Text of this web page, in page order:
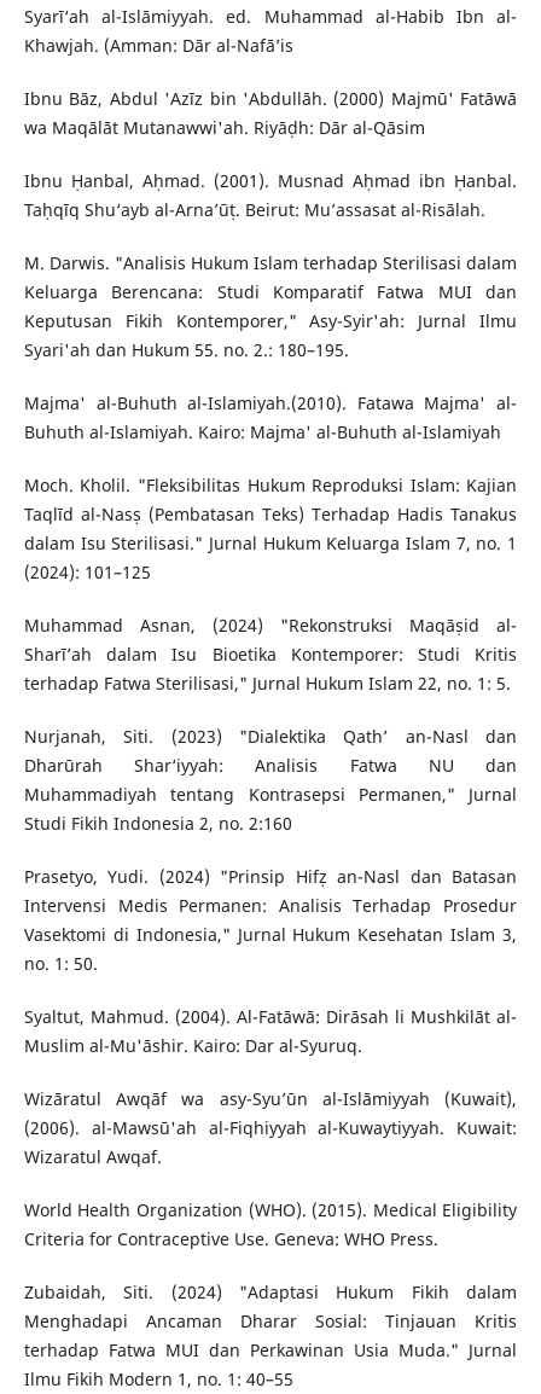
Syarī‘ah al-Islāmiyyah. ed. Muhammad al-Habib Ibn al-
Khawjah. (Amman: Dār al-Nafā’is
Ibnu Bāz, Abdul 'Azīz bin 'Abdullāh. (2000) Majmū' Fatāwā
wa Maqālāt Mutanawwi'ah. Riyāḍh: Dār al-Qāsim
Ibnu Ḥanbal, Aḥmad. (2001). Musnad Aḥmad ibn Ḥanbal.
Taḥqīq Shu‘ayb al-Arna’ūṭ. Beirut: Mu’assasat al-Risālah.
M. Darwis. "Analisis Hukum Islam terhadap Sterilisasi dalam
Keluarga Berencana: Studi Komparatif Fatwa MUI dan
Keputusan Fikih Kontemporer," Asy-Syir'ah: Jurnal Ilmu
Syari'ah dan Hukum 55. no. 2.: 180–195.
Majma' al-Buhuth al-Islamiyah.(2010). Fatawa Majma' al-
Buhuth al-Islamiyah. Kairo: Majma' al-Buhuth al-Islamiyah
Moch. Kholil. "Fleksibilitas Hukum Reproduksi Islam: Kajian
Taqlīd al-Nasṣ (Pembatasan Teks) Terhadap Hadis Tanakus
dalam Isu Sterilisasi." Jurnal Hukum Keluarga Islam 7, no. 1
(2024): 101–125
Muhammad Asnan, (2024) "Rekonstruksi Maqāṣid al-
Sharī’ah dalam Isu Bioetika Kontemporer: Studi Kritis
terhadap Fatwa Sterilisasi," Jurnal Hukum Islam 22, no. 1: 5.
Nurjanah, Siti. (2023) "Dialektika Qath’ an-Nasl dan
Dharūrah Shar‘iyyah: Analisis Fatwa NU dan
Muhammadiyah tentang Kontrasepsi Permanen," Jurnal
Studi Fikih Indonesia 2, no. 2:160
Prasetyo, Yudi. (2024) "Prinsip Hifẓ an-Nasl dan Batasan
Intervensi Medis Permanen: Analisis Terhadap Prosedur
Vasektomi di Indonesia," Jurnal Hukum Kesehatan Islam 3,
no. 1: 50.
Syaltut, Mahmud. (2004). Al-Fatāwā: Dirāsah li Mushkilāt al-
Muslim al-Mu'āshir. Kairo: Dar al-Syuruq.
Wizāratul Awqāf wa asy-Syu’ūn al-Islāmiyyah (Kuwait),
(2006). al-Mawsū'ah al-Fiqhiyyah al-Kuwaytiyyah. Kuwait:
Wizaratul Awqaf.
World Health Organization (WHO). (2015). Medical Eligibility
Criteria for Contraceptive Use. Geneva: WHO Press.
Zubaidah, Siti. (2024) "Adaptasi Hukum Fikih dalam
Menghadapi Ancaman Dharar Sosial: Tinjauan Kritis
terhadap Fatwa MUI dan Perkawinan Usia Muda." Jurnal
Ilmu Fikih Modern 1, no. 1: 40–55